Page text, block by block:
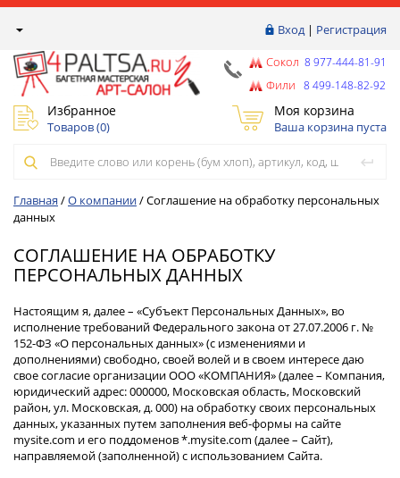
Вход| Регистрация
Сокол 8 977-444-81-91
Фили 8 499-148-82-92
Избранное
Товаров (0)
Моя корзина
Ваша корзина пуста
Главная /О компании/Соглашение на обработку персональных
данных
СОГЛАШЕНИЕ НА ОБРАБОТКУ
ПЕРСОНАЛЬНЫХ ДАННЫХ
Настоящим я, далее – «Субъект Персональных Данных», во
исполнение требований Федерального закона от 27.07.2006 г. №
152-ФЗ «О персональных данных» (с изменениями и
дополнениями) свободно, своей волей и в своем интересе даю
свое согласие организации ООО «КОМПАНИЯ» (далее – Компания,
юридический адрес: 000000, Московская область, Московский
район, ул. Московская, д. 000) на обработку своих персональных
данных, указанных путем заполнения веб-формы на сайте
mysite.com и его поддоменов *.mysite.com (далее – Сайт),
направляемой (заполненной) с использованием Сайта.